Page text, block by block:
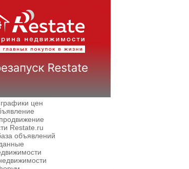
цен
Restate.ru
объявлений